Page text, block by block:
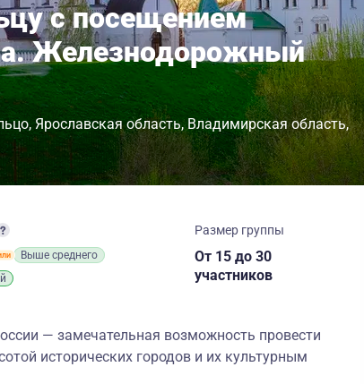
с посещением
Железнодорожный
Ярославская область Владимирская область
Выше среднего
Размер группы
От 15 до 30
участников
— замечательная возможность провести
исторических городов и их культурным